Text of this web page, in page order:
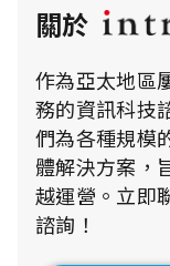
關於
作為亞太地區
務的資訊科技
們為各種規模
體解決方案，
越運營。立即
諮詢！